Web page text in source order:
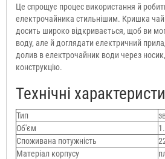
Це спрощує процес використання й
електрочайника стильнішим. Кришка
досить широко відкривається, щоб ви
воду, але й доглядати електричний
долив в електрочайник води через
конструкцію.
Технічні
Тип
Об'єм
Споживана потужність
Матеріал корпусу